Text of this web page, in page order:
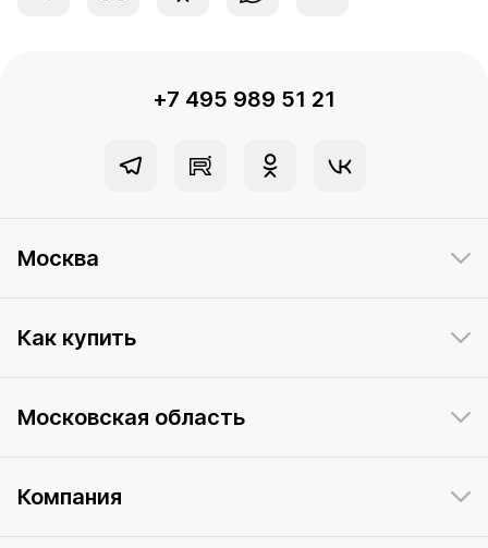
+7 495 989 51 21
Москва
Как купить
Московская область
Компания